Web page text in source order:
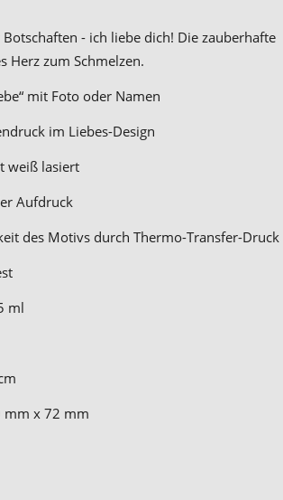
- ich liebe dich! Die zauberhafte
Herz zum Schmelzen.
mit Foto oder Namen
im Liebes-Design
weiß lasiert
Aufdruck
des Motivs durch Thermo-Transfer-Druck
ml
mm x 72 mm